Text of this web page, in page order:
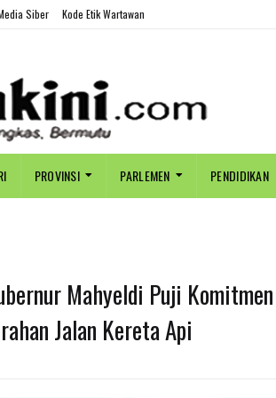
Siber Kode Etik Wartawan
PROVINSI PARLEMEN PENDIDIKAN
Mahyeldi Puji Komitmen
Jalan Kereta Api